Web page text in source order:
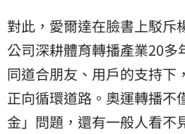
對此，愛爾達在臉書上駁斥
公司深耕體育轉播產業20多
同道合朋友、用戶的支持下
正向循環道路。奧運轉播不
金」問題，還有一般人看不